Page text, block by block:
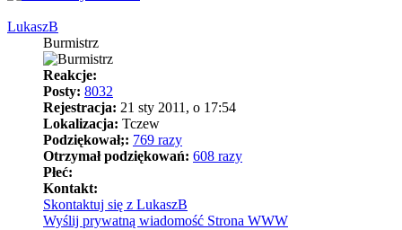
LukaszB
Burmistrz
Reakcje:
Posty: 8032
Rejestracja: 21 sty 2011, o 17:54
Lokalizacja: Tczew
Podziękował;: 769 razy
Otrzymał podziękowań: 608 razy
Płeć:
Kontakt:
Skontaktuj się z LukaszB
Wyślij prywatną wiadomość Strona WWW